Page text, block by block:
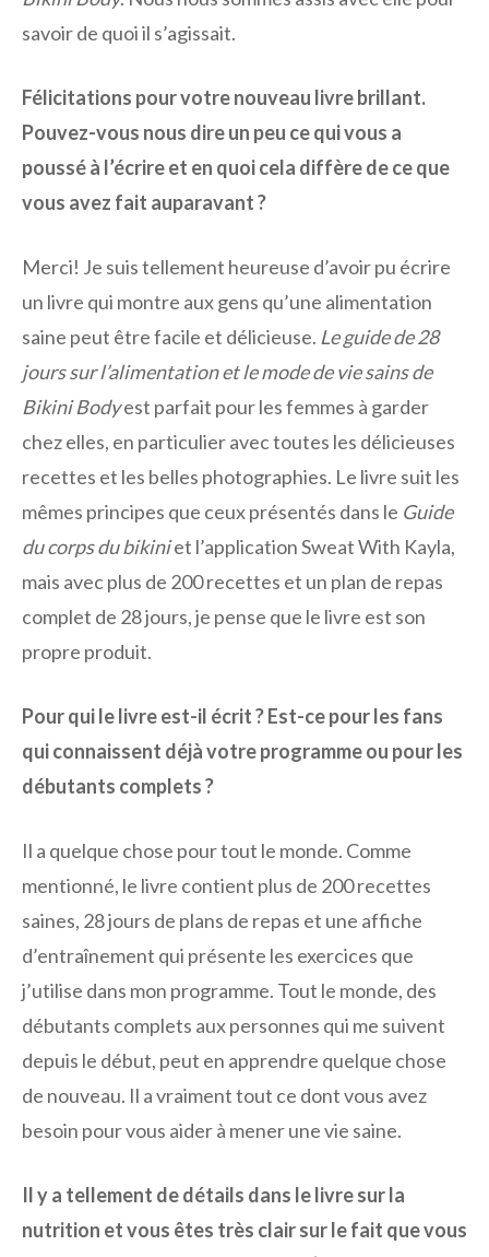
savoir de quoi il s’agissait.
Félicitations pour votre nouveau livre brillant.
Pouvez-vous nous dire un peu ce qui vous a
poussé à l’écrire et en quoi cela diffère de ce que
vous avez fait auparavant ?
Merci! Je suis tellement heureuse d’avoir pu écrire
un livre qui montre aux gens qu’une alimentation
saine peut être facile et délicieuse. Le guide de 28
jours sur l’alimentation et le mode de vie sains de
Bikini Bodyest parfait pour les femmes à garder
chez elles, en particulier avec toutes les délicieuses
recettes et les belles photographies. Le livre suit les
mêmes principes que ceux présentés dans le Guide
du corps du bikiniet l’application Sweat With Kayla,
mais avec plus de 200 recettes et un plan de repas
complet de 28 jours, je pense que le livre est son
propre produit.
Pour qui le livre est-il écrit ? Est-ce pour les fans
qui connaissent déjà votre programme ou pour les
débutants complets ?
Il a quelque chose pour tout le monde. Comme
mentionné, le livre contient plus de 200 recettes
saines, 28 jours de plans de repas et une affiche
d’entraînement qui présente les exercices que
j’utilise dans mon programme. Tout le monde, des
débutants complets aux personnes qui me suivent
depuis le début, peut en apprendre quelque chose
de nouveau. Il a vraiment tout ce dont vous avez
besoin pour vous aider à mener une vie saine.
Il y a tellement de détails dans le livre sur la
nutrition et vous êtes très clair sur le fait que vous